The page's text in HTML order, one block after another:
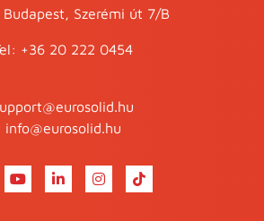
Budapest, Szerémi út 7/B
+36 20 222 0454
info@eurosolid.hu